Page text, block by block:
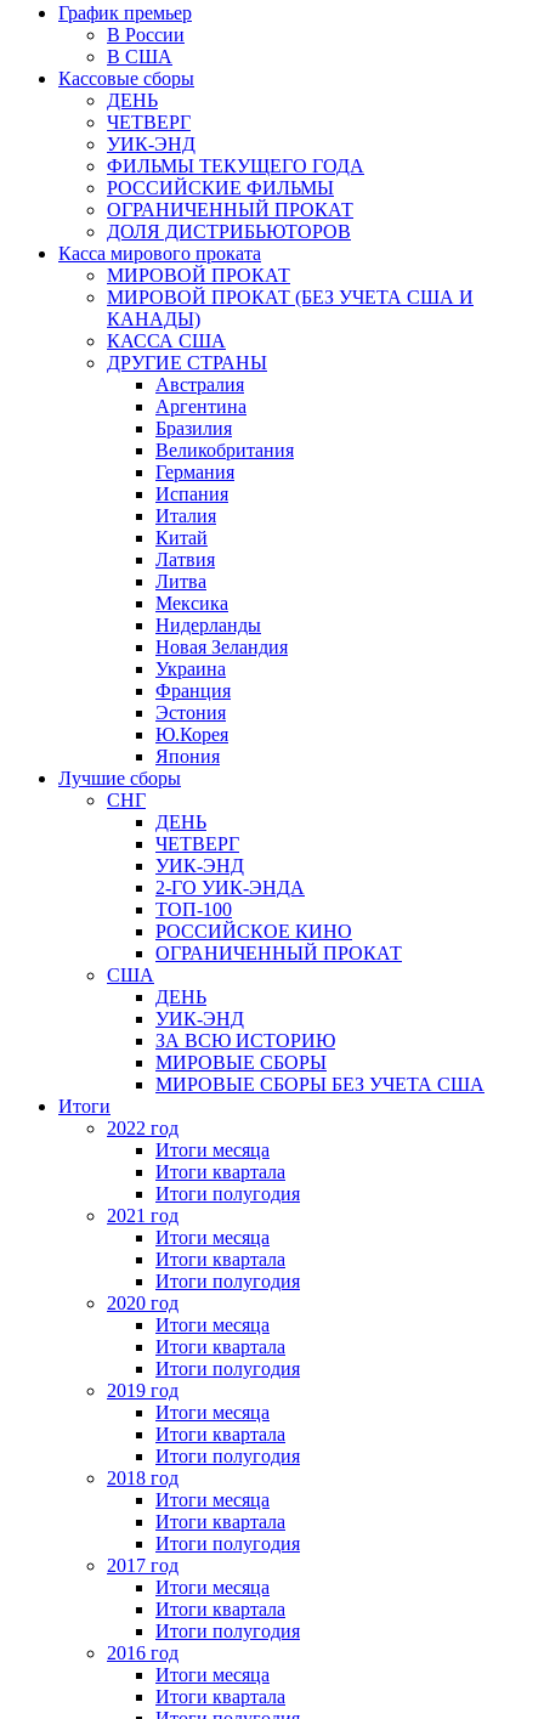
График премьер
В России
В США
Кассовые сборы
ДЕНЬ
ЧЕТВЕРГ
УИК-ЭНД
ФИЛЬМЫ ТЕКУЩЕГО ГОДА
РОССИЙСКИЕ ФИЛЬМЫ
ОГРАНИЧЕННЫЙ ПРОКАТ
ДОЛЯ ДИСТРИБЬЮТОРОВ
Касса мирового проката
МИРОВОЙ ПРОКАТ
МИРОВОЙ ПРОКАТ (БЕЗ УЧЕТА США И
КАНАДЫ)
КАССА США
ДРУГИЕ СТРАНЫ
Австралия
Аргентина
Бразилия
Великобритания
Германия
Испания
Италия
Китай
Латвия
Литва
Мексика
Нидерланды
Новая Зеландия
Украина
Франция
Эстония
Ю.Корея
Япония
Лучшие сборы
СНГ
ДЕНЬ
ЧЕТВЕРГ
УИК-ЭНД
2-ГО УИК-ЭНДА
ТОП-100
РОССИЙСКОЕ КИНО
ОГРАНИЧЕННЫЙ ПРОКАТ
США
ДЕНЬ
УИК-ЭНД
ЗА ВСЮ ИСТОРИЮ
МИРОВЫЕ СБОРЫ
МИРОВЫЕ СБОРЫ БЕЗ УЧЕТА США
Итоги
2022 год
Итоги месяца
Итоги квартала
Итоги полугодия
2021 год
Итоги месяца
Итоги квартала
Итоги полугодия
2020 год
Итоги месяца
Итоги квартала
Итоги полугодия
2019 год
Итоги месяца
Итоги квартала
Итоги полугодия
2018 год
Итоги месяца
Итоги квартала
Итоги полугодия
2017 год
Итоги месяца
Итоги квартала
Итоги полугодия
2016 год
Итоги месяца
Итоги квартала